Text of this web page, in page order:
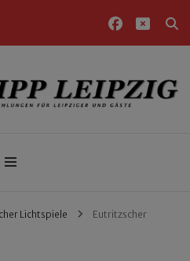
Leipziger und Gäste
Lichtspiele
Eutritzscher